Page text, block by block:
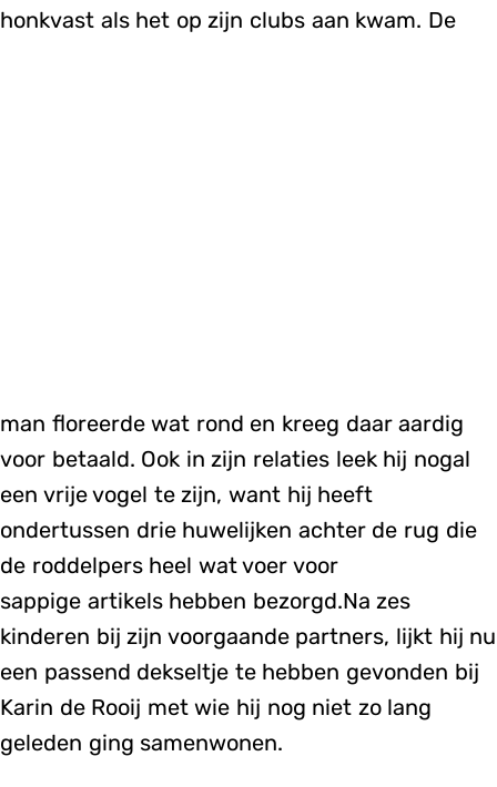
honkvast als het op zijn clubs aan kwam. De
man floreerde wat rond en kreeg daar aardig
voor betaald. Ook in zijn relaties leek hij nogal
een vrije vogel te zijn, want hij heeft
ondertussen drie huwelijken achter de rug die
de roddelpers heel wat voer voor
sappige artikels hebben bezorgd.Na zes
kinderen bij zijn voorgaande partners, lijkt hij nu
een passend dekseltje te hebben gevonden bij
Karin de Rooij met wie hij nog niet zo lang
geleden ging samenwonen.